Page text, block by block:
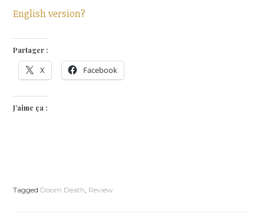
English version?
Partager :
X Facebook
J’aime ça :
Tagged Doom Death, Review